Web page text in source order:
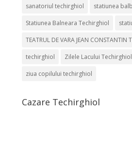
sanatoriul techirghiol statiunea
Statiunea Balneara Techirghiol
TEATRUL DE VARA JEAN CONSTANTIN
techirghiol Zilele Lacului Techirghiol
ziua copilului techirghiol
Cazare Techirghiol